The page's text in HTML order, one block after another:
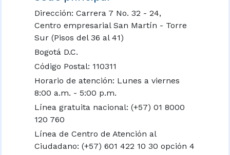
Dirección: Carrera 7 No. 32 - 24,
Centro empresarial San Martín - Torre
Sur (Pisos del 36 al 41)
Bogotá D.C.
Código Postal: 110311
Horario de atención: Lunes a viernes
8:00 a.m. - 5:00 p.m.
Línea gratuita nacional: (+57) 01 8000
120 760
Línea de Centro de Atención al
Ciudadano: (+57) 601 422 10 30 opción 4